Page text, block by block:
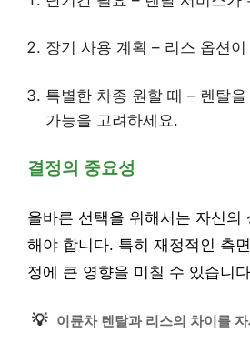
장기 사용 계획 – 리스 옵션
특별한 차종 원할 때 – 렌탈
가능을 고려하세요.
결정의 중요성
올바른 선택을 위해서는 자신의
해야 합니다. 특히 재정적인 측
정에 큰 영향을 미칠 수 있습니
💡 이륜차 렌탈과 리스의 차이를